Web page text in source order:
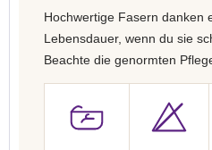
Hochwertige Fasern danken
Lebensdauer, wenn du sie
Beachte die genormten